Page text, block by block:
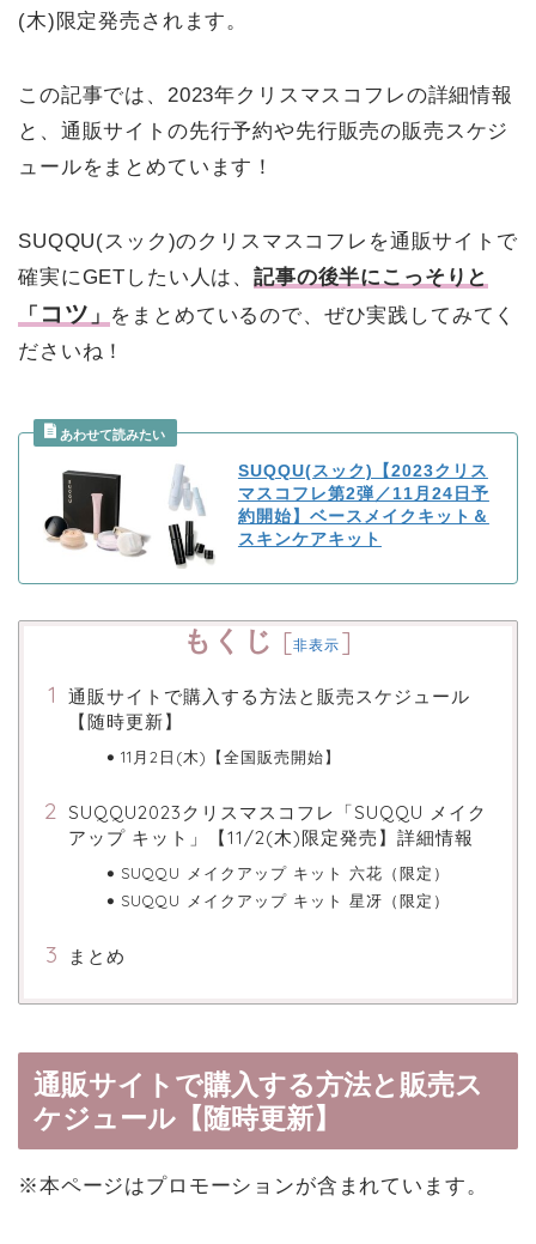
(木)限定発売されます。
この記事では、2023年クリスマスコフレの詳細情報
と、通販サイトの先行予約や先行販売の販売スケジ
ュールをまとめています！
SUQQU(スック)のクリスマスコフレを通販サイトで
確実にGETしたい人は、記事の後半にこっそりと
「 コツ 」 をまとめているので、ぜひ実践してみてく
ださいね！
SUQQU(スック)【2023クリス
マスコフレ第2弾／11月24日予
約開始】ベースメイクキット＆
スキンケアキット
もくじ [非表示 ]
通販サイトで購入する方法と販売スケジュール
【随時更新】
11月2日(木)【全国販売開始】
SUQQU2023クリスマスコフレ「SUQQU メイク
アップ キット」【11/2(木)限定発売】詳細情報
SUQQU メイクアップ キット 六花（限定）
SUQQU メイクアップ キット 星冴（限定）
まとめ
通販サイトで購入する方法と販売ス
ケジュール【随時更新】
※本ページはプロモーションが含まれています。